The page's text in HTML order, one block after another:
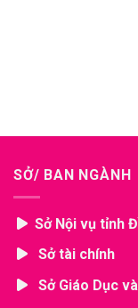
SỞ/ BAN NGÀNH
Sở Nội vụ tỉnh
Sở tài chính
Sở Giáo Dục